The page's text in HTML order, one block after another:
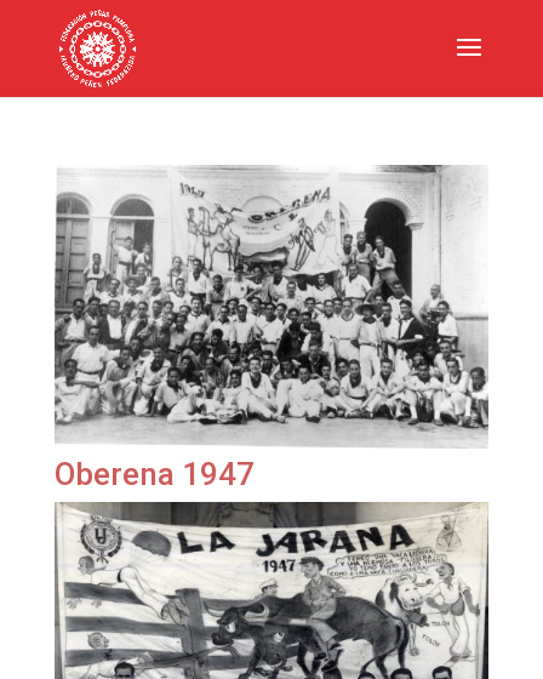
Oberena 1947